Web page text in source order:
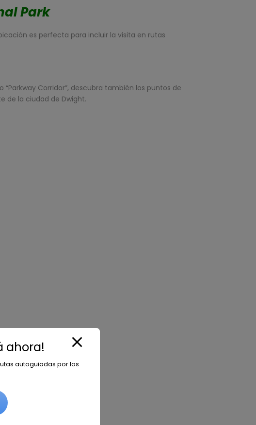
Park
es perfecta para incluir la visita en rutas
Corridor”, descubra también los puntos de
de la ciudad de Dwight.
ahora!
autoguiadas por los